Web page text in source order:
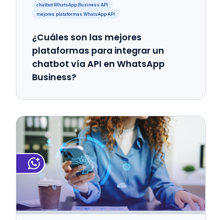
chatbot WhatsApp Business API
mejores plataformas WhatsApp API
¿Cuáles son las mejores
plataformas para integrar un
chatbot vía API en WhatsApp
Business?